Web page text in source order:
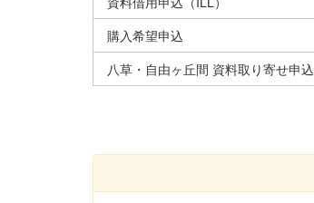
購入希望申込
八草・自由ヶ丘間 資料取り寄せ申込